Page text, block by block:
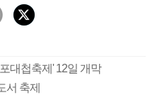
대첩축제' 12일 개막
서 축제